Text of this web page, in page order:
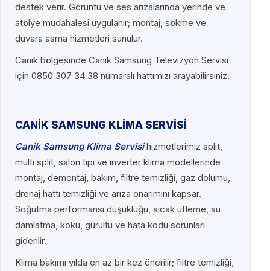
destek verir. Görüntü ve ses arızalarında yerinde ve
atölye müdahalesi uygulanır; montaj, sökme ve
duvara asma hizmetleri sunulur.
Canik bölgesinde Canik Samsung Televizyon Servisi
için 0850 307 34 38 numaralı hattımızı arayabilirsiniz.
CANİK SAMSUNG KLİMA SERVİSİ
Canik Samsung Klima Servisihizmetlerimiz split,
multi split, salon tipi ve inverter klima modellerinde
montaj, demontaj, bakım, filtre temizliği, gaz dolumu,
drenaj hattı temizliği ve arıza onarımını kapsar.
Soğutma performansı düşüklüğü, sıcak üfleme, su
damlatma, koku, gürültü ve hata kodu sorunları
giderilir.
Klima bakımı yılda en az bir kez önerilir; filtre temizliği,